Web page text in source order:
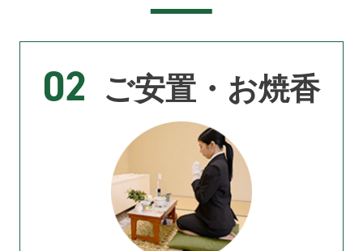
02 ご安置・お焼香